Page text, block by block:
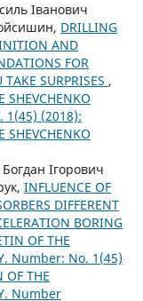
Іванович
DRILLING
AND
FOR
SURPRISES ,
SHEVCHENKO
1(45) (2018):
SHEVCHENKO
Ігорович
INFLUENCE OF
DIFFERENT
BORING
OF THE
Number: No. 1(45)
OF THE
Number